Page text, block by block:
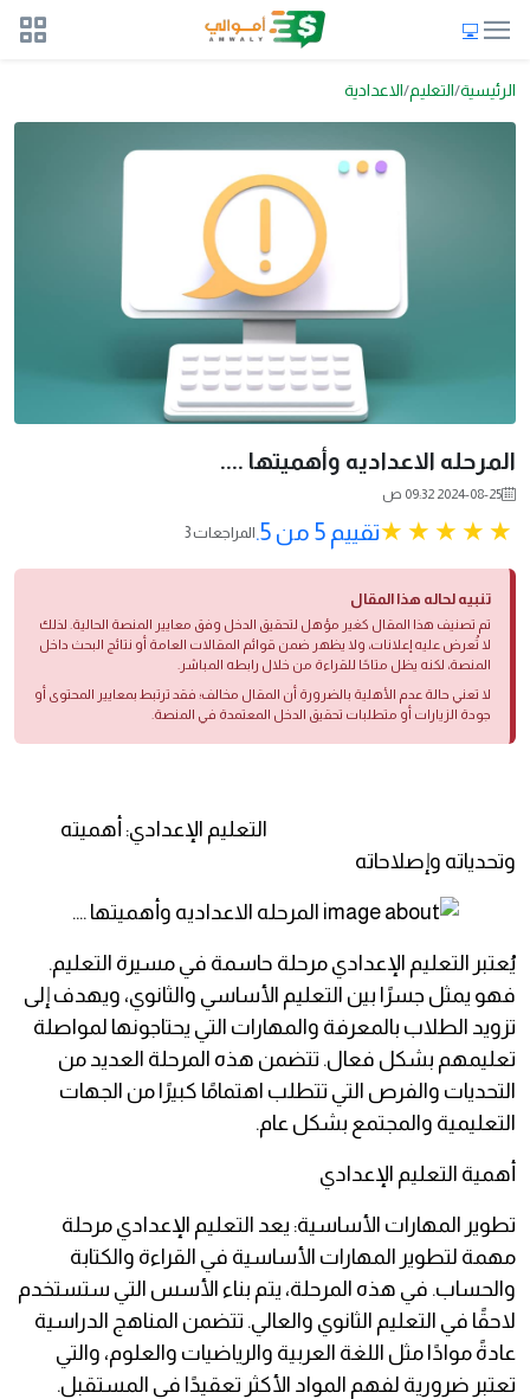
الرئيسية التعليم الاعدادية
المرحله الاعداديه وأهميتها ....
2024-08-25 09:32 ص
تقييم 5 من 5. 3 المراجعات
تنبيه لحاله هذا المقال
تم تصنيف هذا المقال كغير مؤهل لتحقيق الدخل وفق معايير المنصة الحالية. لذلك
لا تُعرض عليه إعلانات، ولا يظهر ضمن قوائم المقالات العامة أو نتائج البحث داخل
المنصة، لكنه يظل متاحًا للقراءة من خلال رابطه المباشر.
لا تعني حالة عدم الأهلية بالضرورة أن المقال مخالف؛ فقد ترتبط بمعايير المحتوى أو
جودة الزيارات أو متطلبات تحقيق الدخل المعتمدة في المنصة.
التعليم الإعدادي: أهميته
وتحدياته وإصلاحاته
يُعتبر التعليم الإعدادي مرحلة حاسمة في مسيرة التعليم.
فهو يمثل جسرًا بين التعليم الأساسي والثانوي، ويهدف إلى
تزويد الطلاب بالمعرفة والمهارات التي يحتاجونها لمواصلة
تعليمهم بشكل فعال. تتضمن هذه المرحلة العديد من
التحديات والفرص التي تتطلب اهتمامًا كبيرًا من الجهات
التعليمية والمجتمع بشكل عام.
أهمية التعليم الإعدادي
تطوير المهارات الأساسية: يعد التعليم الإعدادي مرحلة
مهمة لتطوير المهارات الأساسية في القراءة والكتابة
والحساب. في هذه المرحلة، يتم بناء الأسس التي ستستخدم
لاحقًا في التعليم الثانوي والعالي. تتضمن المناهج الدراسية
عادةً موادًا مثل اللغة العربية والرياضيات والعلوم، والتي
تعتبر ضرورية لفهم المواد الأكثر تعقيدًا في المستقبل.